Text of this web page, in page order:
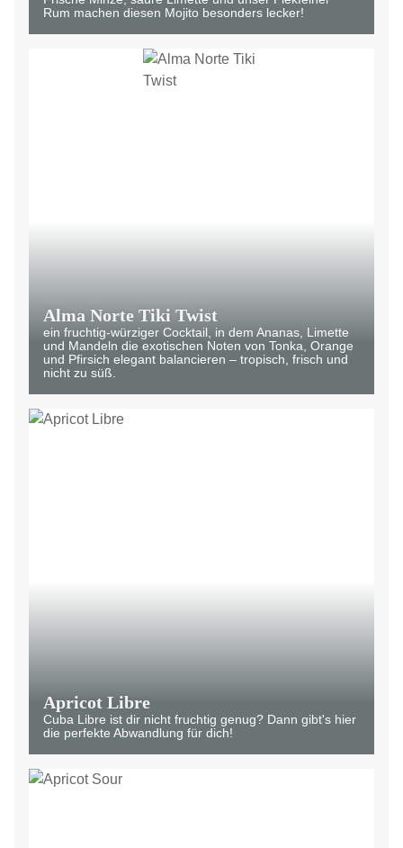
Rum machen diesen Mojito besonders lecker!
Alma Norte Tiki Twist
ein fruchtig-würziger Cocktail, in dem Ananas, Limette
und Mandeln die exotischen Noten von Tonka, Orange
und Pfirsich elegant balancieren – tropisch, frisch und
nicht zu süß.
Apricot Libre
Cuba Libre ist dir nicht fruchtig genug? Dann gibt's hier
die perfekte Abwandlung für dich!